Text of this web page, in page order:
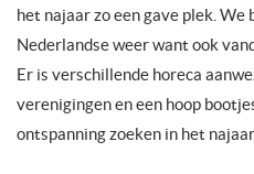
het najaar zo een gave plek. We
Nederlandse weer want ook
Er is verschillende horeca
verenigingen en een hoop
ontspanning zoeken in het